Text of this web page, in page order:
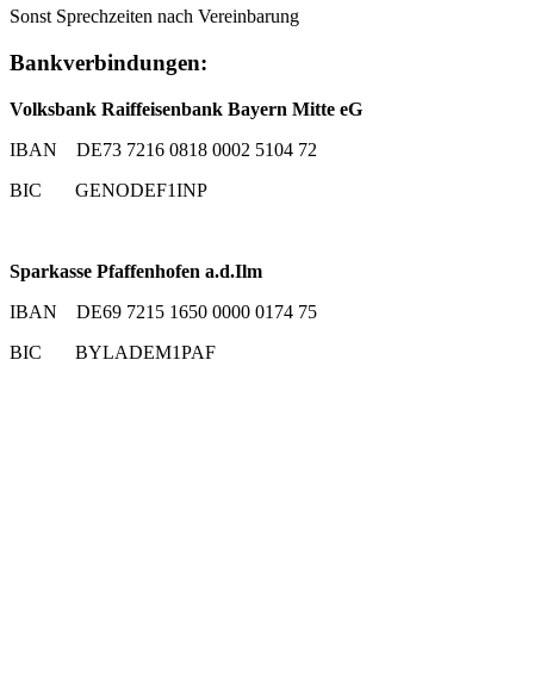
Sonst Sprechzeiten nach Vereinbarung
Bankverbindungen:
Volksbank Raiffeisenbank Bayern Mitte eG
IBAN DE73 7216 0818 0002 5104 72
BIC GENODEF1INP
Sparkasse Pfaffenhofen a.d.Ilm
IBAN DE69 7215 1650 0000 0174 75
BIC BYLADEM1PAF